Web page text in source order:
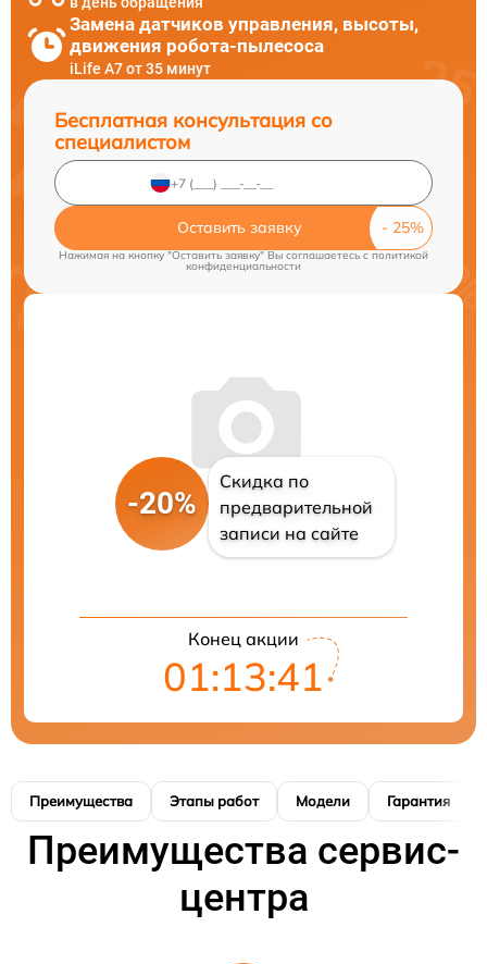
Замена датчиков управления, высоты,
движения робота-пылесоса
iLife A7 от 35 минут
Бесплатная консультация со
специалистом
Оставить заявку
Нажимая на кнопку "Оставить заявку" Вы соглашаетесь c политикой
конфиденциальности
-20%
Скидка по
предварительной
записи на сайте
Конец акции
01:13:41
Преимущества Этапы работ Модели Гарантия
Преимущества сервис-
центра